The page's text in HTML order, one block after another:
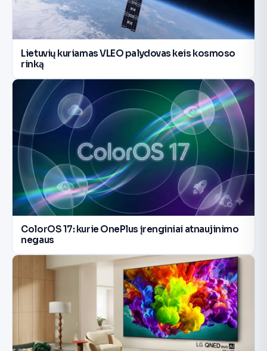
Lietuvių kuriamas VLEO palydovas keis kosmoso
rinką
ColorOS 17: kurie OnePlus įrenginiai atnaujinimo
negaus